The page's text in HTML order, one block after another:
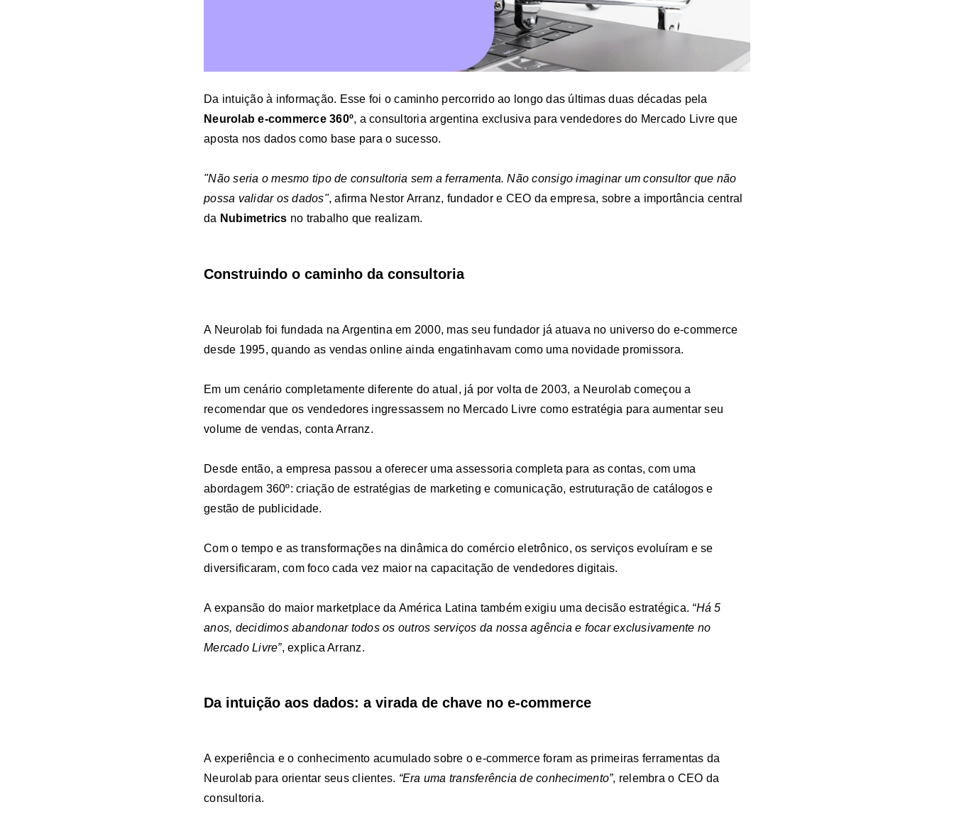
Da intuição à informação. Esse foi o caminho percorrido ao longo das últimas duas décadas pela
Neurolab e-commerce 360º, a consultoria argentina exclusiva para vendedores do Mercado Livre que
aposta nos dados como base para o sucesso.
"Não seria o mesmo tipo de consultoria sem a ferramenta. Não consigo imaginar um consultor que não
possa validar os dados", afirma Nestor Arranz, fundador e CEO da empresa, sobre a importância central
da Nubimetrics no trabalho que realizam.
Construindo o caminho da consultoria
A Neurolab foi fundada na Argentina em 2000, mas seu fundador já atuava no universo do e-commerce
desde 1995, quando as vendas online ainda engatinhavam como uma novidade promissora.
Em um cenário completamente diferente do atual, já por volta de 2003, a Neurolab começou a
recomendar que os vendedores ingressassem no Mercado Livre como estratégia para aumentar seu
volume de vendas, conta Arranz.
Desde então, a empresa passou a oferecer uma assessoria completa para as contas, com uma
abordagem 360º: criação de estratégias de marketing e comunicação, estruturação de catálogos e
gestão de publicidade.
Com o tempo e as transformações na dinâmica do comércio eletrônico, os serviços evoluíram e se
diversificaram, com foco cada vez maior na capacitação de vendedores digitais.
A expansão do maior marketplace da América Latina também exigiu uma decisão estratégica. “Há 5
anos, decidimos abandonar todos os outros serviços da nossa agência e focar exclusivamente no
Mercado Livre”, explica Arranz.
Da intuição aos dados: a virada de chave no e-commerce
A experiência e o conhecimento acumulado sobre o e-commerce foram as primeiras ferramentas da
Neurolab para orientar seus clientes. “Era uma transferência de conhecimento”, relembra o CEO da
consultoria.